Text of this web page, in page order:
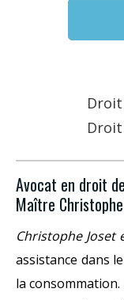
Avocat en droit
Maître
Christophe Joset
assistance dans
la